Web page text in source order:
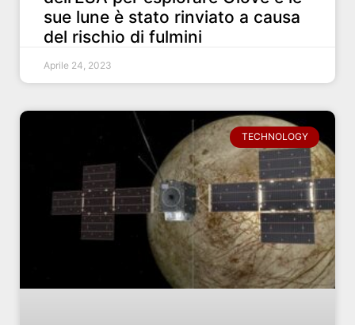
sue lune è stato rinviato a causa
del rischio di fulmini
Aprile 24, 2023
TECHNOLOGY